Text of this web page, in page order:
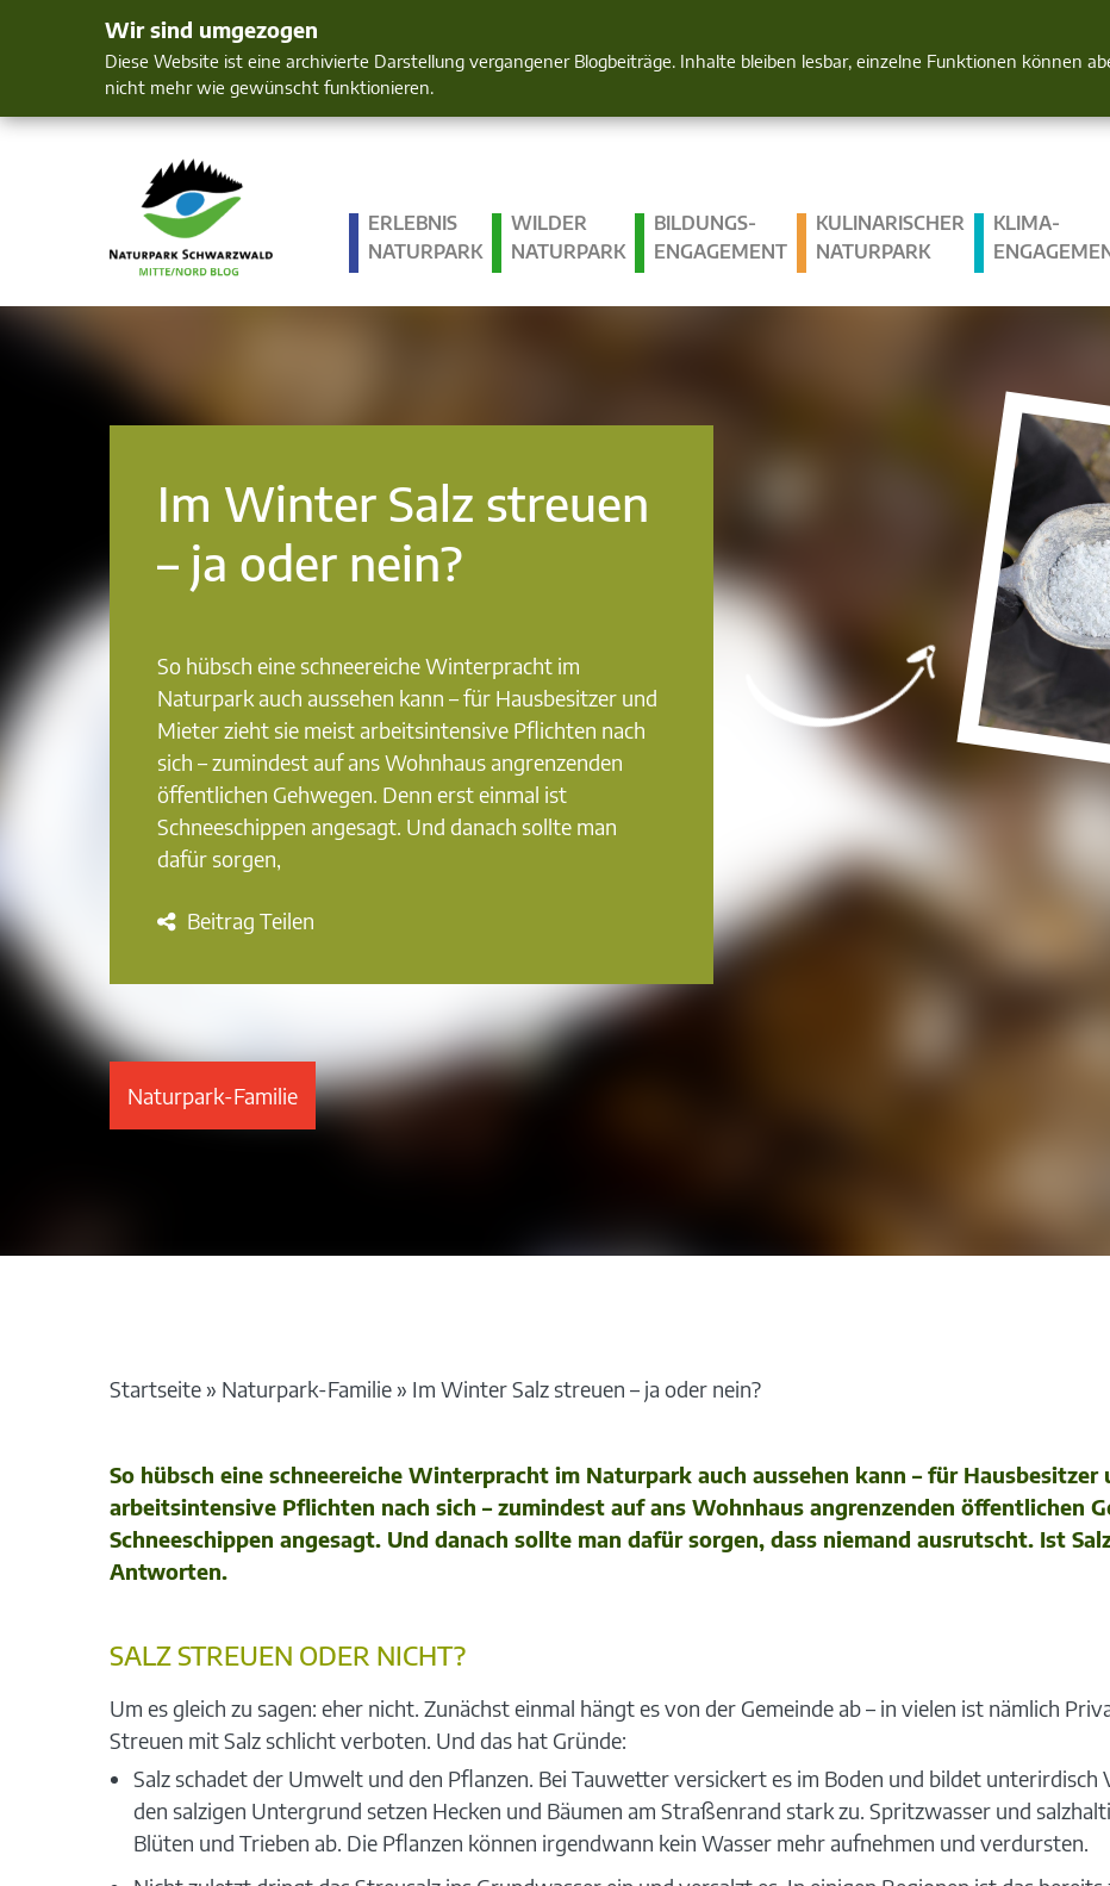
Wir sind umgezogen
Diese Website ist eine archivierte Darstellung vergangener Blogbeiträge. Inhalte bleiben lesbar, einzelne Funktionen können
nicht mehr wie gewünscht funktionieren.
Mensch und Natur im Blick
ERLEBNIS
NATURPARK
WILDER
NATURPARK
BILDUNGS­
ENGAGEMENT
KULINARISCHER
NATURPARK
KLIMA­
Im Winter Salz streuen
– ja oder nein?
So hübsch eine schneereiche Winterpracht im
Naturpark auch aussehen kann – für Hausbesitzer und
Mieter zieht sie meist arbeitsintensive Pflichten nach
sich – zumindest auf ans Wohnhaus angrenzenden
öffentlichen Gehwegen. Denn erst einmal ist
Schneeschippen angesagt. Und danach sollte man
dafür sorgen,
Beitrag Teilen
Naturpark-Familie
Startseite» Naturpark-Familie» Im Winter Salz streuen – ja oder nein?
So hübsch eine schneereiche Winterpracht im Naturpark auch aussehen kann – für
arbeitsintensive Pflichten nach sich – zumindest auf ans Wohnhaus angrenzenden öffentlichen
Schneeschippen angesagt. Und danach sollte man dafür sorgen, dass niemand ausrutscht. Ist
Antworten.
SALZ STREUEN ODER NICHT?
Um es gleich zu sagen: eher nicht. Zunächst einmal hängt es von der Gemeinde ab – in vielen ist nämlich
Streuen mit Salz schlicht verboten. Und das hat Gründe:
Salz schadet der Umwelt und den Pflanzen. Bei Tauwetter versickert es im Boden und bildet unterirdisch
den salzigen Untergrund setzen Hecken und Bäumen am Straßenrand stark zu. Spritzwasser und
Blüten und Trieben ab. Die Pflanzen können irgendwann kein Wasser mehr aufnehmen und verdursten.